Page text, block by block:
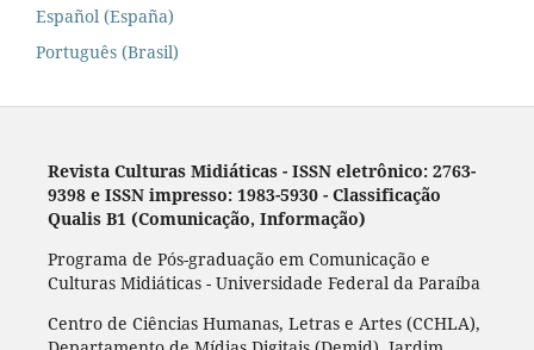
Español (España)
Português (Brasil)
Revista Culturas Midiáticas - ISSN eletrônico: 2763-
9398 e ISSN impresso: 1983-5930 - Classificação
Qualis B1 (Comunicação, Informação)
Programa de Pós-graduação em Comunicação e
Culturas Midiáticas - Universidade Federal da Paraíba
Centro de Ciências Humanas, Letras e Artes (CCHLA),